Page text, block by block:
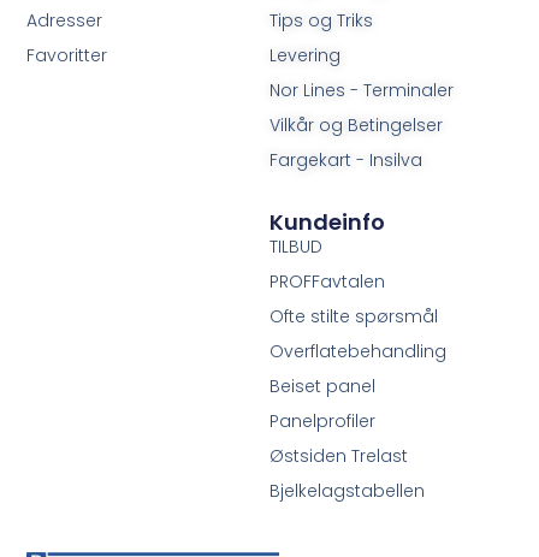
Tips og Triks
Levering
Nor Lines - Terminaler
Vilkår og Betingelser
Fargekart - Insilva
Adresser
Favoritter
Kundeinfo
TILBUD
PROFFavtalen
Ofte stilte spørsmål
Overflatebehandling
Beiset panel
Panelprofiler
Østsiden Trelast
Bjelkelagstabellen